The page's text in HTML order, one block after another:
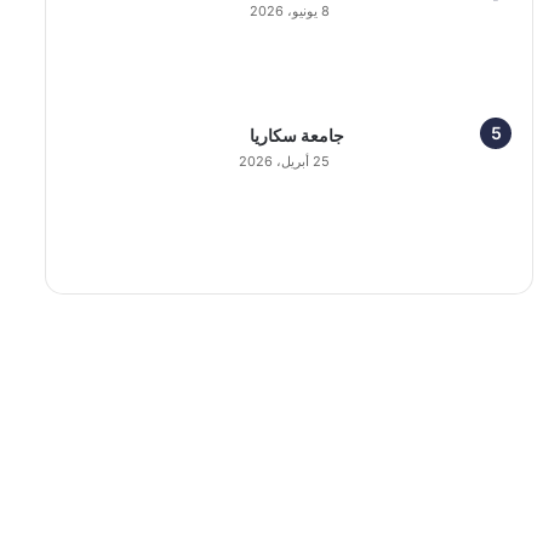
8 يونيو، 2026
جامعة سكاريا
25 أبريل، 2026